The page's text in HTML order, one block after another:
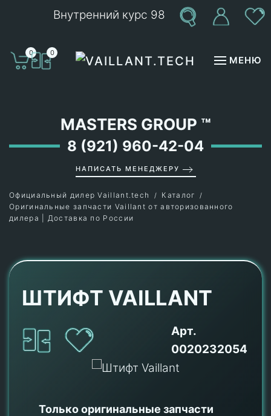
Внутренний курс 98
0 0
МЕНЮ
MASTERS GROUP ™
8 (921) 960-42-04
НАПИСАТЬ МЕНЕДЖЕРУ
Официальный дилер Vaillant.tech
Каталог
Оригинальные запчасти Vaillant от авторизованного
дилера | Доставка по России
ШТИФТ VAILLANT
Арт.
0020232054
Только оригинальные запчасти